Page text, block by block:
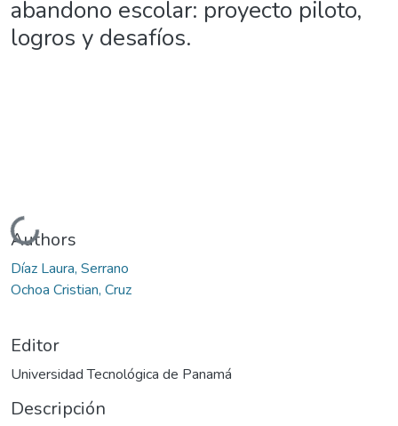
abandono escolar: proyecto piloto,
logros y desafíos.
Cargando...
Authors
Díaz Laura, Serrano
Ochoa Cristian, Cruz
Editor
Universidad Tecnológica de Panamá
Descripción